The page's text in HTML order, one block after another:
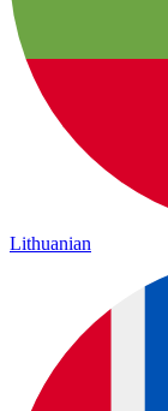
Lithuanian